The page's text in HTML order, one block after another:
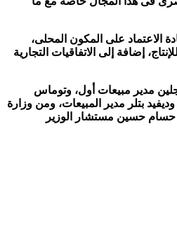
الاعتماد على المكون المحلى،
إضافة إلى الاتفاقيات التجارية
مدير مبيعات أول، وتوماس
بتلر مدير المبيعات، ومن وزارة
حسام حسين مستشار الوزير